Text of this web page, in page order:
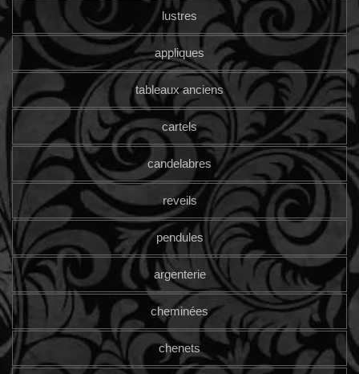
lustres
appliques
tableaux anciens
cartels
candelabres
reveils
pendules
argenterie
cheminées
chenets